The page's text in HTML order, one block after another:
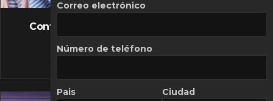
FLASH NEWS
Controversia de Mercado Libre por costos
10 MARZO, 2026
Correo electrónico
Número de teléfono
Pais Ciudad